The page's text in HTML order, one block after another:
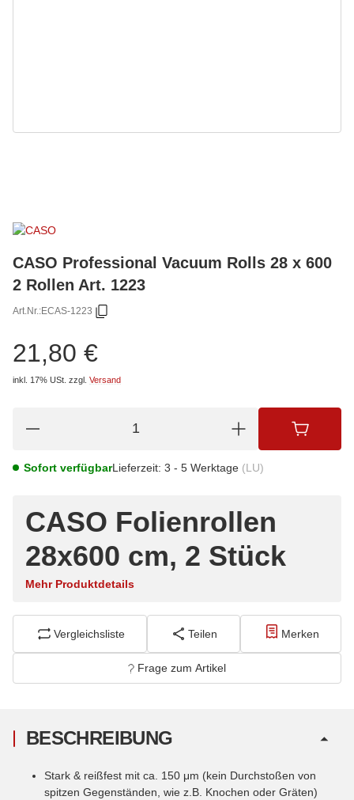
CASO Professional Vacuum Rolls 28 x 600
2 Rollen Art. 1223
Art.Nr.:ECAS-1223
21,80 €
inkl. 17% USt. zzgl. Versand
Sofort verfügbarLieferzeit: 3 - 5 Werktage (LU)
CASO Folienrollen
28x600 cm, 2 Stück
Mehr Produktdetails
Vergleichsliste Teilen Merken
Frage zum Artikel
BESCHREIBUNG
Stark & reißfest mit ca. 150 μm (kein Durchstoßen von
spitzen Gegenständen, wie z.B. Knochen oder Gräten)